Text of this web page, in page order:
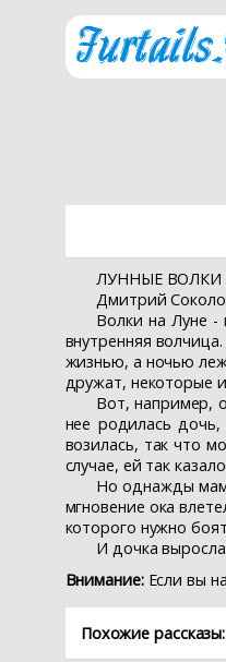
ЛУННЫЕ ВОЛКИ
Дмитрий
Волки на Луне -
внутренняя
жизнью, а ночью
дружат, некоторые
Вот, например,
нее родилась
возилась, так что
случае, ей так
Но однажды
мгновение ока
которого нужно
И дочка
Внимание: Если вы
Похожие рассказы: